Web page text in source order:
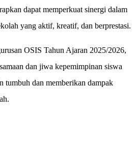
dapat memperkuat sinergi dalam
yang aktif, kreatif, dan berprestasi.
OSIS Tahun Ajaran 2025/2026,
dan jiwa kepemimpinan siswa
tumbuh dan memberikan dampak